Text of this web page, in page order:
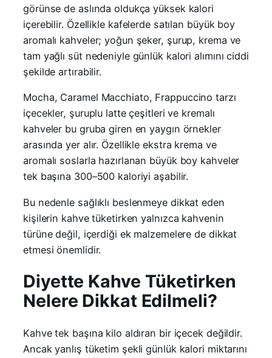
görünse de aslında oldukça yüksek kalori
içerebilir. Özellikle kafelerde satılan büyük boy
aromalı kahveler; yoğun şeker, şurup, krema ve
tam yağlı süt nedeniyle günlük kalori alımını ciddi
şekilde artırabilir.
Mocha, Caramel Macchiato, Frappuccino tarzı
içecekler, şuruplu latte çeşitleri ve kremalı
kahveler bu gruba giren en yaygın örnekler
arasında yer alır. Özellikle ekstra krema ve
aromalı soslarla hazırlanan büyük boy kahveler
tek başına 300–500 kaloriyi aşabilir.
Bu nedenle sağlıklı beslenmeye dikkat eden
kişilerin kahve tüketirken yalnızca kahvenin
türüne değil, içerdiği ek malzemelere de dikkat
etmesi önemlidir.
Diyette Kahve Tüketirken
Nelere Dikkat Edilmeli?
Kahve tek başına kilo aldıran bir içecek değildir.
Ancak yanlış tüketim şekli günlük kalori miktarını